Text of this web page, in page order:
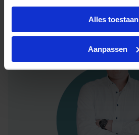
Alles toestaan
Aanpassen
0348 – 20 90 00